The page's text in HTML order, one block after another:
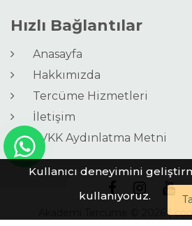
Hızlı Bağlantılar
Anasayfa
Hakkımızda
Tercüme Hizmetleri
İletişim
KVKK Aydınlatma Metni
Akademi Tercüme © 2026 |
Kullanıcı deneyimini
kullanıyoruz.